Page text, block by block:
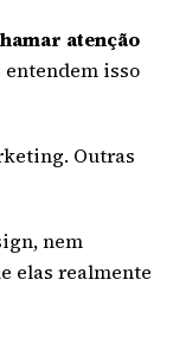
atenção
entendem isso
Outras
nem
elas realmente